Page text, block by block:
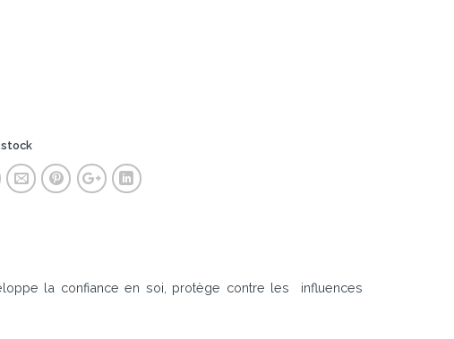
la confiance en soi, protège contre les influences